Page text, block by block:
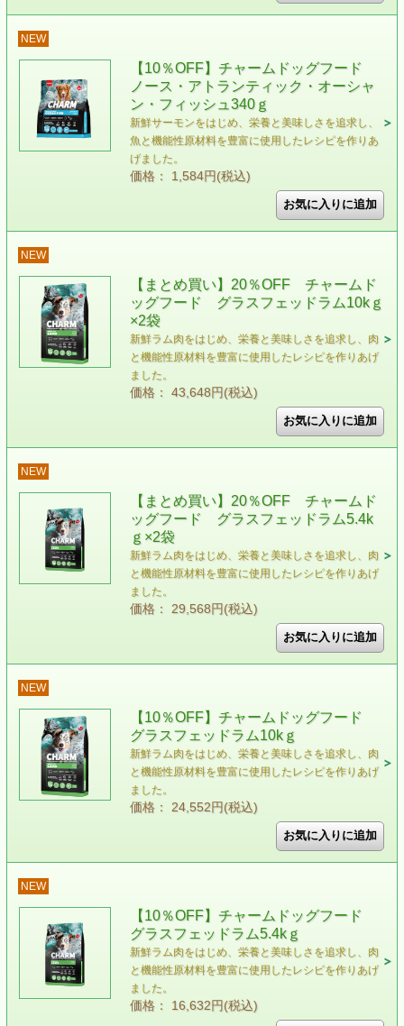
NEW
【10％OFF】チャームドッグフード
ノース・アトランティック・オーシャ
ン・フィッシュ340ｇ
新鮮サーモンをはじめ、栄養と美味しさを追求し、
魚と機能性原材料を豊富に使用したレシピを作りあ
げました。
価格： 1,584円(税込)
NEW
【まとめ買い】20％OFF チャームド
ッグフード グラスフェッドラム10kｇ
×2袋
新鮮ラム肉をはじめ、栄養と美味しさを追求し、肉
と機能性原材料を豊富に使用したレシピを作りあげ
ました。
価格： 43,648円(税込)
NEW
【まとめ買い】20％OFF チャームド
ッグフード グラスフェッドラム5.4k
ｇ×2袋
新鮮ラム肉をはじめ、栄養と美味しさを追求し、肉
と機能性原材料を豊富に使用したレシピを作りあげ
ました。
価格： 29,568円(税込)
NEW
【10％OFF】チャームドッグフード
グラスフェッドラム10kｇ
新鮮ラム肉をはじめ、栄養と美味しさを追求し、肉
と機能性原材料を豊富に使用したレシピを作りあげ
ました。
価格： 24,552円(税込)
NEW
【10％OFF】チャームドッグフード
グラスフェッドラム5.4kｇ
新鮮ラム肉をはじめ、栄養と美味しさを追求し、肉
と機能性原材料を豊富に使用したレシピを作りあげ
ました。
価格： 16,632円(税込)